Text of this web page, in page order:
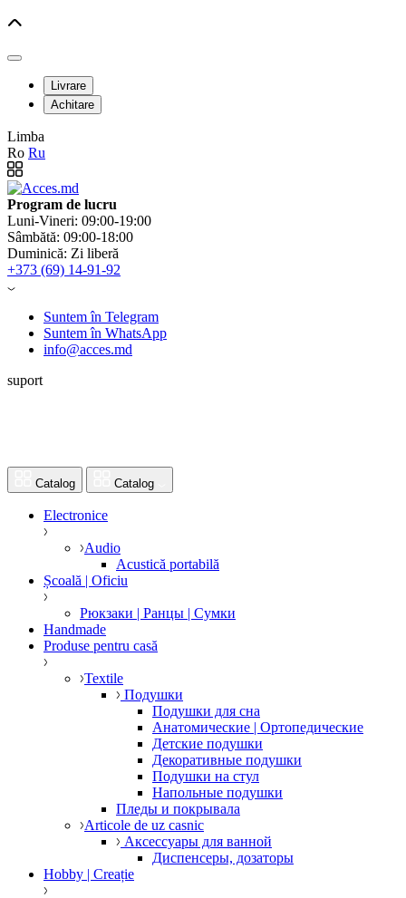
Livrare
Achitare
Limba
Ro Ru
Program de lucru
Luni-Vineri: 09:00-19:00
Sâmbătă: 09:00-18:00
Duminică: Zi liberă
+373 (69) 14-91-92
Suntem în Telegram
Suntem în WhatsApp
info@acces.md
suport
Catalog Catalog
Electronice
Audio
Acustică portabilă
Școală | Oficiu
Рюкзаки | Ранцы | Сумки
Handmade
Produse pentru casă
Textile
Подушки
Подушки для сна
Анатомические | Ортопедические
Детские подушки
Декоративные подушки
Подушки на стул
Напольные подушки
Пледы и покрывала
Articole de uz casnic
Аксессуары для ванной
Диспенсеры, дозаторы
Hobby | Creație